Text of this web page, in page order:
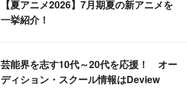
【夏アニメ2026】7月期夏の新アニメを
一挙紹介！
芸能界を志す10代～20代を応援！ オー
ディション・スクール情報はDeview